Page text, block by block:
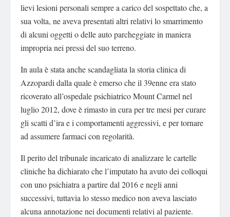
lievi lesioni personali sempre a carico del sospettato che, a
sua volta, ne aveva presentati altri relativi lo smarrimento
di alcuni oggetti o delle auto parcheggiate in maniera
impropria nei pressi del suo terreno.
In aula è stata anche scandagliata la storia clinica di
Azzopardi dalla quale è emerso che il 39enne era stato
ricoverato all’ospedale psichiatrico Mount Carmel nel
luglio 2012, dove è rimasto in cura per tre mesi per curare
gli scatti d’ira e i comportamenti aggressivi, e per tornare
ad assumere farmaci con regolarità.
Il perito del tribunale incaricato di analizzare le cartelle
cliniche ha dichiarato che l’imputato ha avuto dei colloqui
con uno psichiatra a partire dal 2016 e negli anni
successivi, tuttavia lo stesso medico non aveva lasciato
alcuna annotazione nei documenti relativi al paziente.